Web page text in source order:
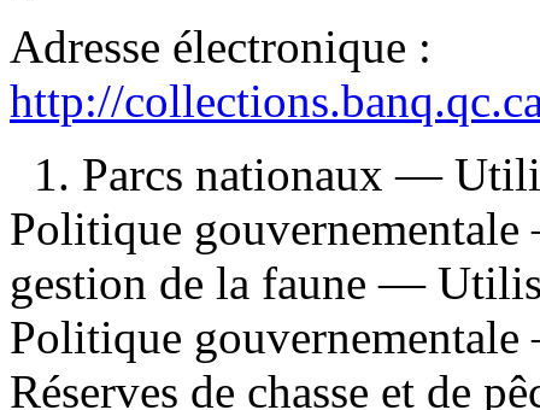
Adresse électronique :
http://
1. Parcs nationaux —
Politique
gestion de la faune —
Politique
Réserves de chasse et de